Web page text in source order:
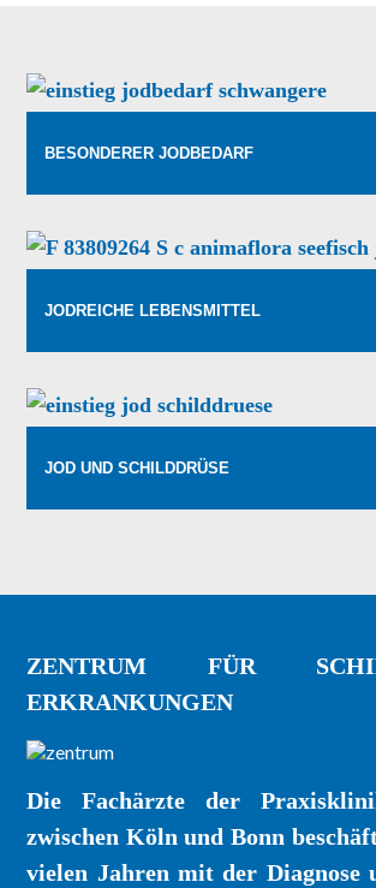
BESONDERER JODBEDARF
JODREICHE LEBENSMITTEL
JOD UND SCHILDDRÜSE
ZENTRUM FÜR
ERKRANKUNGEN
Die Fachärzte der
zwischen Köln und Bonn
vielen Jahren mit der Diagnose